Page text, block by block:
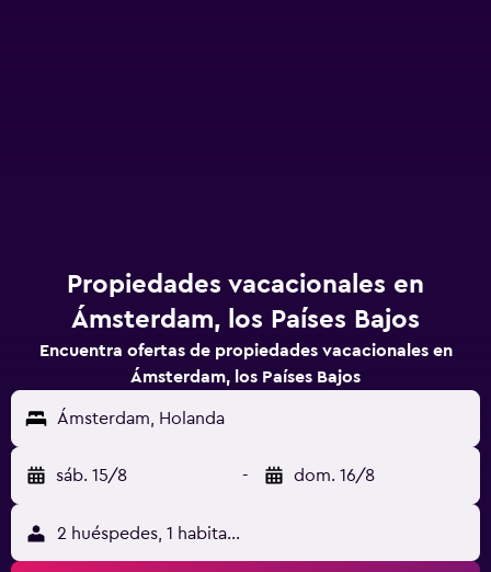
Propiedades vacacionales en
Ámsterdam, los Países Bajos
Encuentra ofertas de propiedades vacacionales en
Ámsterdam, los Países Bajos
Ámsterdam, Holanda
sáb. 15/8 - dom. 16/8
2 huéspedes, 1 habitación